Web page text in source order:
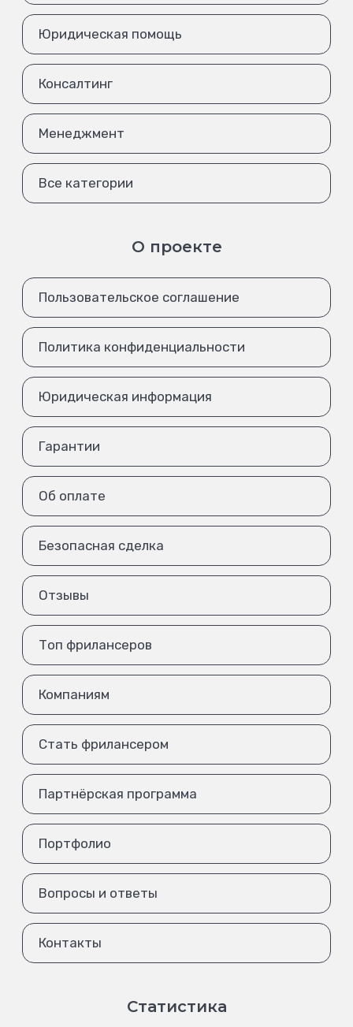
Юридическая помощь
Консалтинг
Менеджмент
Все категории
О проекте
Пользовательское соглашение
Политика конфиденциальности
Юридическая информация
Гарантии
Об оплате
Безопасная сделка
Отзывы
Топ фрилансеров
Компаниям
Стать фрилансером
Партнёрская программа
Портфолио
Вопросы и ответы
Контакты
Статистика